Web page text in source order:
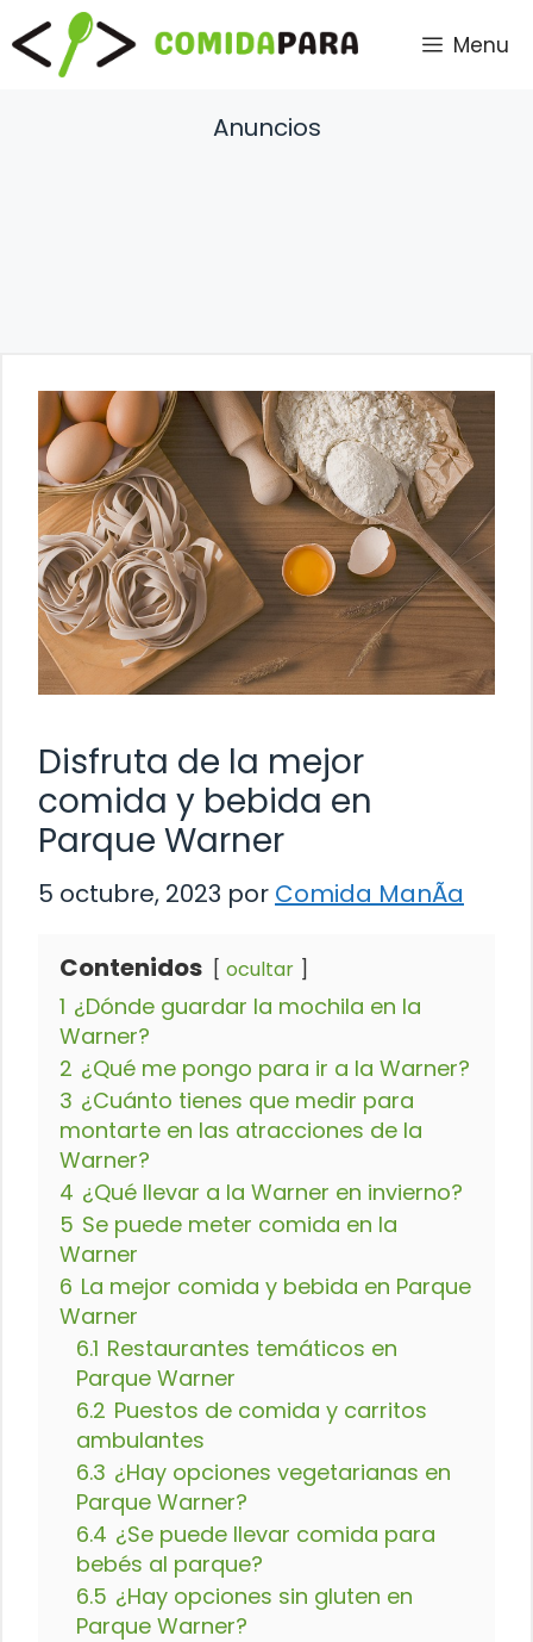
Saltar
al
contenido
Menu
Anuncios
Disfruta de la mejor
comida y bebida en
Parque Warner
5 octubre, 2023 por Comida ManÃ­a
Contenidos ocultar
1 ¿Dónde guardar la mochila en la
Warner?
2 ¿Qué me pongo para ir a la Warner?
3 ¿Cuánto tienes que medir para
montarte en las atracciones de la
Warner?
4 ¿Qué llevar a la Warner en invierno?
5 Se puede meter comida en la
Warner
6 La mejor comida y bebida en Parque
Warner
6.1 Restaurantes temáticos en
Parque Warner
6.2 Puestos de comida y carritos
ambulantes
6.3 ¿Hay opciones vegetarianas en
Parque Warner?
6.4 ¿Se puede llevar comida para
bebés al parque?
6.5 ¿Hay opciones sin gluten en
Parque Warner?